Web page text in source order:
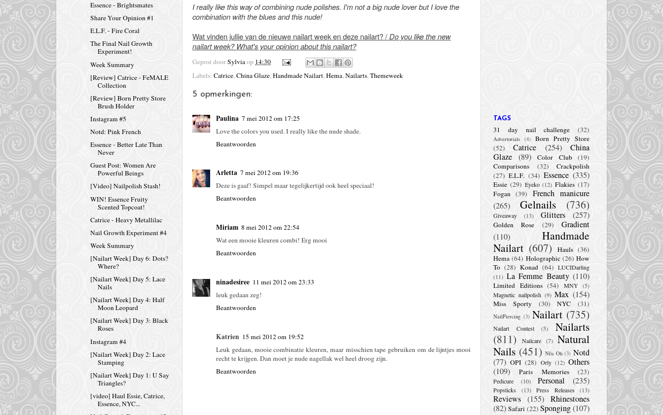
I really like this way of combining nude polishes. I'm not a big nude lover but I love the
combination with the blues and this nude!
Wat vinden jullie van de nieuwe nailart week en deze nailart? / Do you like the new
nailart week? What's your opinion about this nailart?
Gepost doorSylviaop 14:30
Labels: Catrice,China Glaze,Handmade Nailart,Hema,Nailarts,Themeweek
5 opmerkingen:
Paulina 7 mei 2012 om 17:25
Love the colors you used. I really like the nude shade.
Beantwoorden
Arletta 7 mei 2012 om 19:36
Deze is gaaf! Simpel maar tegelijkertijd ook heel speciaal!
Beantwoorden
Miriam 8 mei 2012 om 22:54
Wat een mooie kleuren combi! Erg mooi
Beantwoorden
ninadesiree 11 mei 2012 om 23:33
leuk gedaan zeg!
Beantwoorden
Katrien 15 mei 2012 om 19:52
Leuk gedaan, mooie combinatie kleuren, maar misschien tape gebruiken om de lijntjes mooi
recht te krijgen. Dan moet je nude nagellak wel heel droog zijn.
Beantwoorden
Essence - Brightsmates
Share Your Opinion #1
E.L.F. - Fire Coral
The Final Nail Growth
Experiment!
Week Summary
[Review] Catrice - FeMALE
Collection
[Review] Born Pretty Store
Brush Holder
Instagram #5
Notd: Pink French
Essence - Better Late Than
Never
Guest Post: Women Are
Powerful Beings
[Video] Nailpolish Stash!
WIN! Essence Fruity
Scented Topcoat!
Catrice - Heavy Metallilac
Nail Growth Experiment #4
Week Summary
[Nailart Week] Day 6: Dots?
Where?
[Nailart Week] Day 5: Lace
Nails
[Nailart Week] Day 4: Half
Moon Leopard
[Nailart Week] Day 3: Black
Roses
Instagram #4
[Nailart Week] Day 2: Lace
Stamping
[Nailart Week] Day 1: U Say
Triangles?
[video] Haul Essie, Catrice,
Essence, NYC...
TAGS
31 day nail challenge (32)
Advertorials (4)
Born Pretty Store
(52)
Catrice (254)
China
Glaze (89) Color Club
(19)
Comparisons
(32)
Crackpolish
(27) E.L.F. (34) Essence (335)
Essie (29) Eyeko (12) Flakies (17)
Fogan (39)
French manicure
(265)
Gelnails (736)
Giveaway (13) Glitters (257)
Golden Rose (29)
Gradient
(110)
Handmade
Nailart (607) Hauls (36)
Hema (64) Holographic (26) How
To (28) Konad (64) LUCIDarling
(11) La Femme Beauty (110)
Limited Editions (54) MNY (5)
Magnetic nailpolish (9) Max (154)
Miss Sporty (30) NYC (31)
NailPiercing (3) Nailart (735)
Nailart Contest (5)
Nailarts
(811)
Nailcare (7) Natural
Nails (451) Nfu Oh (3) Notd
(77) OPI (28) Orly (12) Others
(109)
Paris Memories (23)
Pedicure (10) Personal (235)
Popsticks (13) Press Releases (13)
Reviews (155) Rhinestones
(82) Safari (22) Sponging(107)